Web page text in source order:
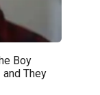
Boy
They